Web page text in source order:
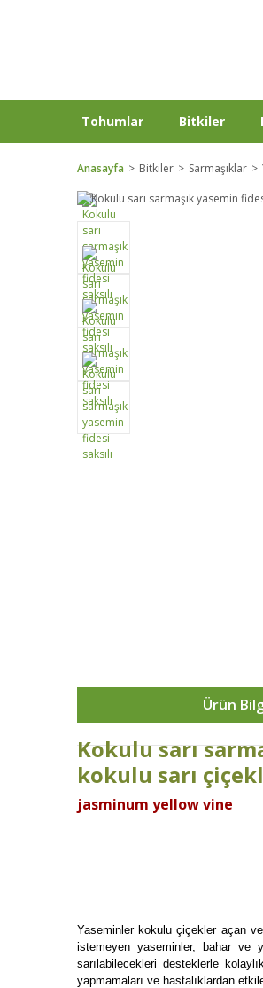
Tohumlar Bitkiler
Anasayfa Bitkiler Sarmaşıklar
Ürün
Kokulu sarı
kokulu sarı
jasminum yellow vine
Yaseminler kokulu çiçekler açan
istemeyen yaseminler, bahar ve
sarılabilecekleri desteklerle
yapmamaları ve hastalıklardan